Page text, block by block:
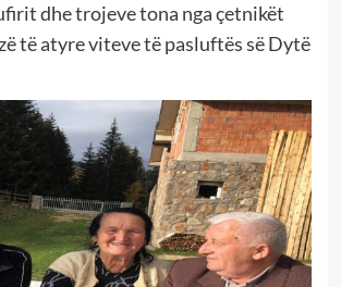
dhe trojeve tona nga çetnikët
të atyre viteve të pasluftës së Dytë